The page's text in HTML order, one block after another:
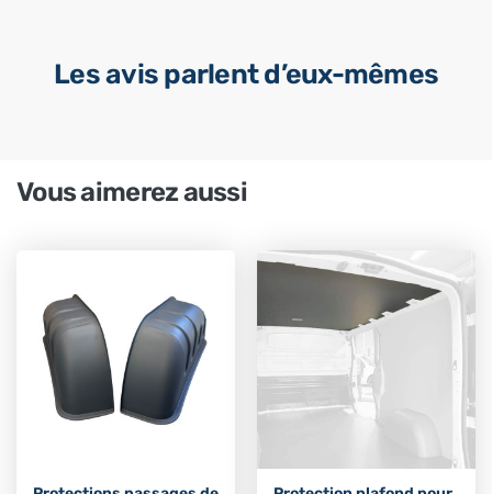
Les avis parlent d’eux-mêmes
Vous aimerez aussi